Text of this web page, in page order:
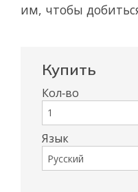
им, чтобы
Купить
Кол‑во
Язык